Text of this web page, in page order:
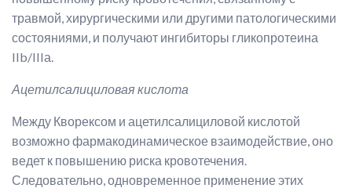
травмой, хирургическими или другими патологическими
состояниями, и получают ингибиторы гликопротеина
IIb/IIIа.
Ацетилсалициловая кислота
Между Кворексом и ацетилсалициловой кислотой
возможно фармакодинамическое взаимодействие, оно
ведет к повышению риска кровотечения.
Следовательно, одновременное применение этих